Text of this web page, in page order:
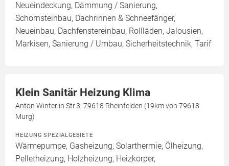
Neueindeckung, Dämmung / Sanierung,
Schornsteinbau, Dachrinnen & Schneefänger,
Neueinbau, Dachfenstereinbau, Rollläden, Jalousien,
Markisen, Sanierung / Umbau, Sicherheitstechnik, Tarif
Klein Sanitär Heizung Klima
Anton Winterlin Str.3, 79618 Rheinfelden (19km von 79618
Murg)
HEIZUNG SPEZIALGEBIETE
Wärmepumpe, Gasheizung, Solarthermie, Ölheizung,
Pelletheizung, Holzheizung, Heizkörper,